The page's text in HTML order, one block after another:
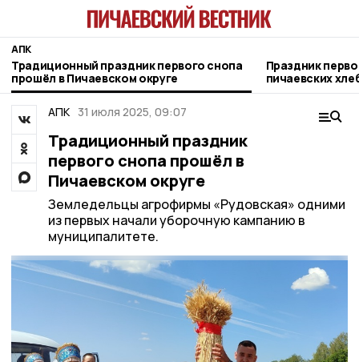
АПК
Традиционный праздник первого снопа
прошёл в Пичаевском округе
Праздник
пичаевских
АПК 31 июля 2025, 09:07
Традиционный праздник
первого снопа прошёл в
Пичаевском округе
Земледельцы агрофирмы «Рудовская» одними
из первых начали уборочную кампанию в
муниципалитете.